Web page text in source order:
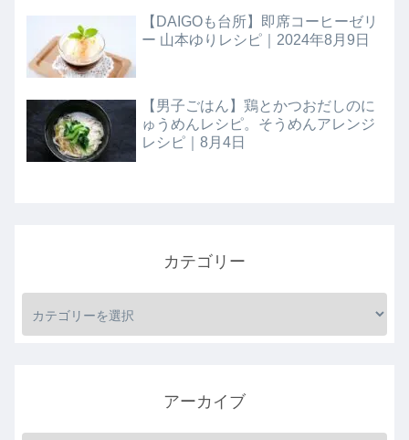
【DAIGOも台所】即席コーヒーゼリ
ー 山本ゆりレシピ｜2024年8月9日
【男子ごはん】鶏とかつおだしのに
ゅうめんレシピ。そうめんアレンジ
レシピ｜8月4日
カテゴリー
アーカイブ